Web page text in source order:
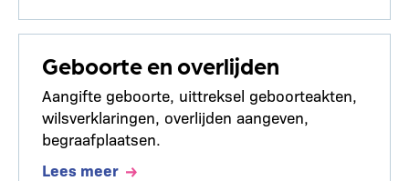
Geboorte en overlijden
Aangifte geboorte, uittreksel geboorteakten,
wilsverklaringen, overlijden aangeven,
begraafplaatsen.
Lees meer